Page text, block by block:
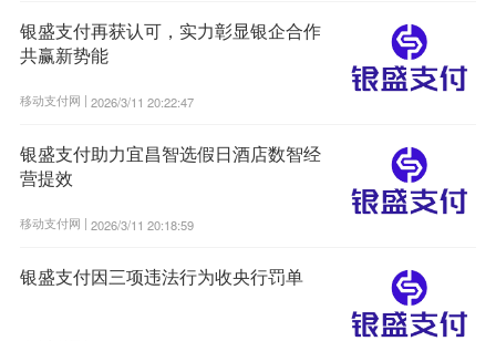
银盛支付再获认可，实力彰显银企合作
共赢新势能
移动支付网 | 2026/3/11 20:22:47
银盛支付助力宜昌智选假日酒店数智经
营提效
移动支付网 | 2026/3/11 20:18:59
银盛支付因三项违法行为收央行罚单